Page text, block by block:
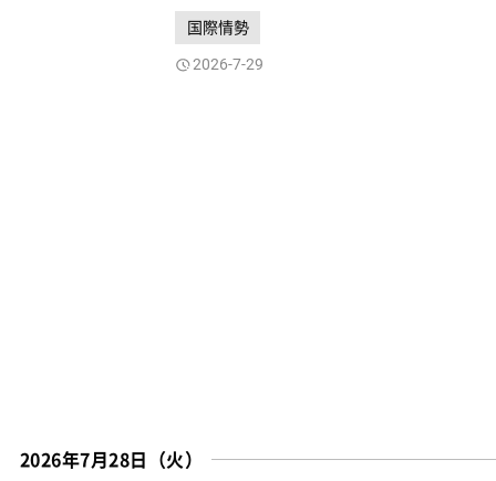
国際情勢
2026-7-29
2026年7月28日（火）